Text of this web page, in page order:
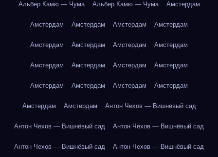
Альбер Камю — Чума Альбер Камю — Чума Амстердам
Амстердам Амстердам Амстердам Амстердам
Амстердам Амстердам Амстердам Амстердам
Амстердам Амстердам Амстердам Амстердам
Амстердам Амстердам Амстердам Амстердам
Амстердам Амстердам Антон Чехов — Вишнёвый сад
Антон Чехов — Вишнёвый сад Антон Чехов — Вишнёвый сад
Антон Чехов — Вишнёвый сад Антон Чехов — Вишнёвый сад